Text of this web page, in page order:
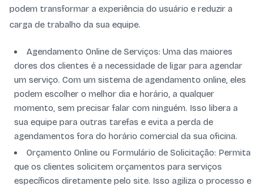
podem transformar a experiência do usuário e reduzir a
carga de trabalho da sua equipe.
Agendamento Online de Serviços: Uma das maiores
dores dos clientes é a necessidade de ligar para agendar
um serviço. Com um sistema de agendamento online, eles
podem escolher o melhor dia e horário, a qualquer
momento, sem precisar falar com ninguém. Isso libera a
sua equipe para outras tarefas e evita a perda de
agendamentos fora do horário comercial da sua oficina.
Orçamento Online ou Formulário de Solicitação: Permita
que os clientes solicitem orçamentos para serviços
específicos diretamente pelo site. Isso agiliza o processo e